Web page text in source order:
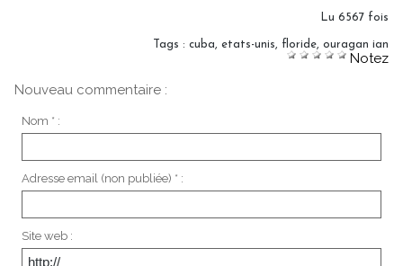
Lu 6567 fois
Tags : cuba, etats-unis, floride, ouragan ian
Notez
Nouveau commentaire :
Nom * :
Adresse email (non publiée) * :
Site web :